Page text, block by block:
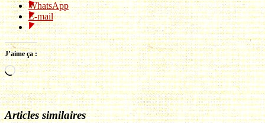
WhatsApp
E-mail
J’aime ça :
Chargement…
Articles similaires